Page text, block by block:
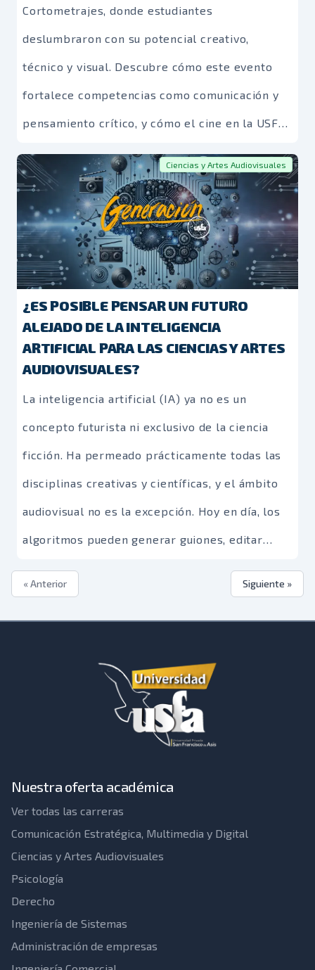
Cortometrajes, donde estudiantes
deslumbraron con su potencial creativo,
técnico y visual. Descubre cómo este evento
fortalece competencias como comunicación y
pensamiento crítico, y cómo el cine en la USFA
forma narradores que inspiran y generan
reflexión.
Ciencias y Artes Audiovisuales
¿ES POSIBLE PENSAR UN FUTURO
ALEJADO DE LA INTELIGENCIA
ARTIFICIAL PARA LAS CIENCIAS Y ARTES
AUDIOVISUALES?
La inteligencia artificial (IA) ya no es un
concepto futurista ni exclusivo de la ciencia
ficción. Ha permeado prácticamente todas las
disciplinas creativas y científicas, y el ámbito
audiovisual no es la excepción. Hoy en día, los
algoritmos pueden generar guiones, editar
videos, restaurar imágenes antiguas e incluso
componer música. Frente a esta realidad, surge
una pregunta ineludible: ¿es posible imaginar
audiovisuales puedan prescindir de la IA?
« Anterior Siguiente »
Nuestra oferta académica
Ver todas las carreras
Comunicación Estratégica, Multimedia y Digital
Ciencias y Artes Audiovisuales
Psicología
Derecho
Ingeniería de Sistemas
Administración de empresas